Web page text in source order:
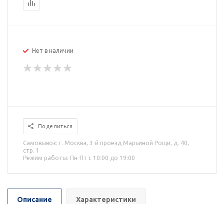
Нет в наличии
Поделиться
Самовывоз: г. Москва, 3-й проезд Марьиной Рощи, д. 40,
стр. 1
Режим работы: Пн-Пт с 10:00 до 19:00
Описание Характеристики